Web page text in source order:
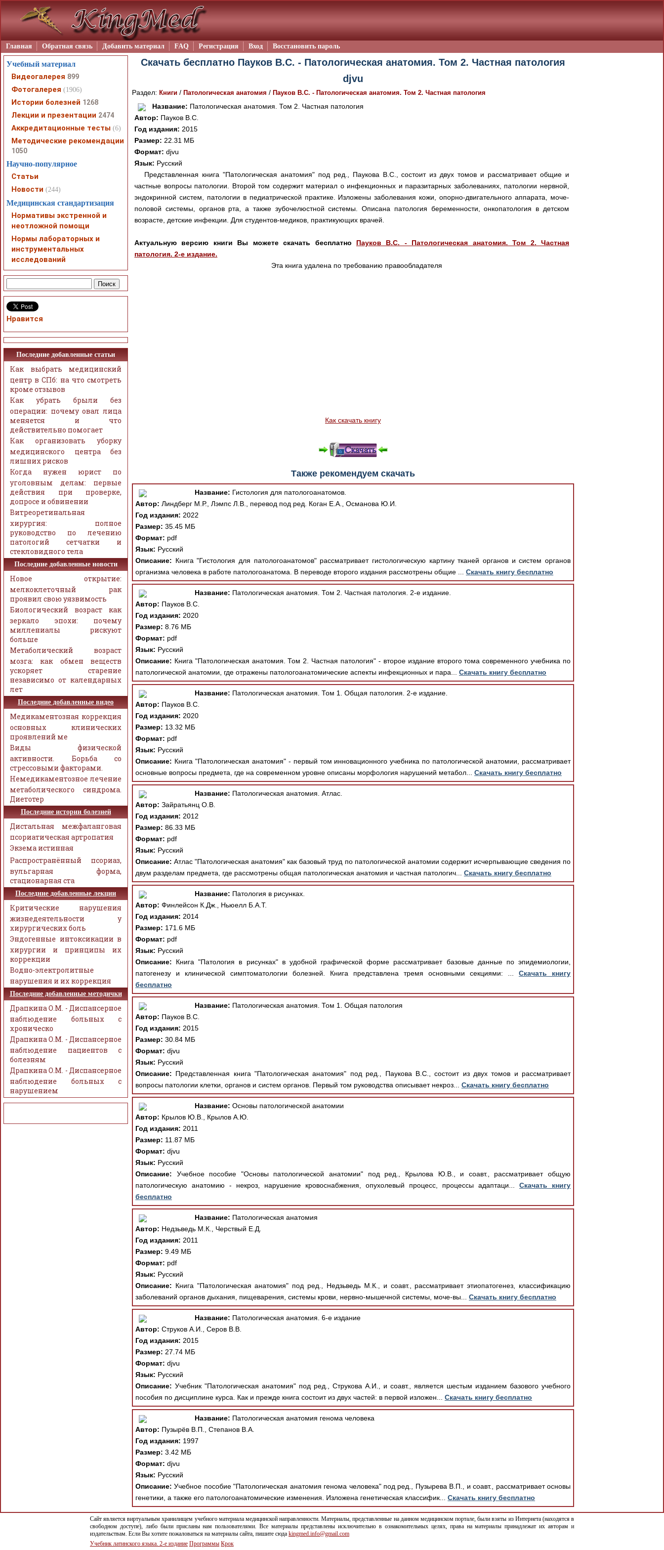
Главная Обратная связь Добавить материал FAQ Регистрация Вход Восстановить пароль
Скачать бесплатно Пауков В.С. - Патологическая анатомия. Том 2. Частная патология
djvu
Раздел: Книги / Патологическая анатомия / Пауков В.С. - Патологическая анатомия. Том 2. Частная патология
Название: Патологическая анатомия. Том 2. Частная патология
Автор: Пауков В.С.
Год издания: 2015
Размер: 22.31 МБ
Формат: djvu
Язык: Русский
Представленная книга "Патологическая анатомия" под ред., Паукова В.С., состоит из двух томов и рассматривает общие и
частные вопросы патологии. Второй том содержит материал о инфекционных и паразитарных заболеваниях, патологии нервной,
эндокринной систем, патологии в педиатрической практике. Изложены заболевания кожи, опорно-двигательного аппарата, моче-
половой системы, органов рта, а также зубочелюстной системы. Описана патология беременности, онкопатология в детском
возрасте, детские инфекции. Для студентов-медиков, практикующих врачей.
Актуальную версию книги Вы можете скачать бесплатно Пауков В.С. - Патологическая анатомия. Том 2. Частная
патология. 2-е издание.
Эта книга удалена по требованию правообладателя
Как скачать книгу
Также рекомендуем скачать
Название: Гистология для патологоанатомов.
Автор: Линдберг М.Р., Лэмпс Л.В., перевод под ред. Коган Е.А., Османова Ю.И.
Год издания: 2022
Размер: 35.45 МБ
Формат: pdf
Язык: Русский
Описание: Книга "Гистология для патологоанатомов" рассматривает гистологическую картину тканей органов и систем органов
организма человека в работе патологоанатома. В переводе второго издания рассмотрены общие ... Скачать книгу бесплатно
Название: Патологическая анатомия. Том 2. Частная патология. 2-е издание.
Автор: Пауков В.С.
Год издания: 2020
Размер: 8.76 МБ
Формат: pdf
Язык: Русский
Описание: Книга "Патологическая анатомия. Том 2. Частная патология" - второе издание второго тома современного учебника по
патологической анатомии, где отражены патологоанатомические аспекты инфекционных и пара... Скачать книгу бесплатно
Название: Патологическая анатомия. Том 1. Общая патология. 2-е издание.
Автор: Пауков В.С.
Год издания: 2020
Размер: 13.32 МБ
Формат: pdf
Язык: Русский
Описание: Книга "Патологическая анатомия" - первый том инновационного учебника по патологической анатомии, рассматривает
основные вопросы предмета, где на современном уровне описаны морфология нарушений метабол... Скачать книгу бесплатно
Название: Патологическая анатомия. Атлас.
Автор: Зайратьянц О.В.
Год издания: 2012
Размер: 86.33 МБ
Формат: pdf
Язык: Русский
Описание: Атлас "Патологическая анатомия" как базовый труд по патологической анатомии содержит исчерпывающие сведения по
двум разделам предмета, где рассмотрены общая патологическая анатомия и частная патологич... Скачать книгу бесплатно
Название: Патология в рисунках.
Автор: Финлейсон К.Дж., Ньюелл Б.А.Т.
Год издания: 2014
Размер: 171.6 МБ
Формат: pdf
Язык: Русский
Описание: Книга "Патология в рисунках" в удобной графической форме рассматривает базовые данные по эпидемиологии,
патогенезу и клинической симптоматологии болезней. Книга представлена тремя основными секциями: ... Скачать книгу
бесплатно
Название: Патологическая анатомия. Том 1. Общая патология
Автор: Пауков В.С.
Год издания: 2015
Размер: 30.84 МБ
Формат: djvu
Язык: Русский
Описание: Представленная книга "Патологическая анатомия" под ред., Паукова В.С., состоит из двух томов и рассматривает
вопросы патологии клетки, органов и систем органов. Первый том руководства описывает некроз... Скачать книгу бесплатно
Название: Основы патологической анатомии
Автор: Крылов Ю.В., Крылов А.Ю.
Год издания: 2011
Размер: 11.87 МБ
Формат: djvu
Язык: Русский
Описание: Учебное пособие "Основы патологической анатомии" под ред., Крылова Ю.В., и соавт., рассматривает общую
патологическую анатомию - некроз, нарушение кровоснабжения, опухолевый процесс, процессы адаптаци... Скачать книгу
бесплатно
Название: Патологическая анатомия
Автор: Недзьведь М.К., Черствый Е.Д.
Год издания: 2011
Размер: 9.49 МБ
Формат: pdf
Язык: Русский
Описание: Книга "Патологическая анатомия" под ред., Недзьведь М.К., и соавт., рассматривает этиопатогенез, классификацию
заболеваний органов дыхания, пищеварения, системы крови, нервно-мышечной системы, моче-вы... Скачать книгу бесплатно
Название: Патологическая анатомия. 6-е издание
Автор: Струков А.И., Серов В.В.
Год издания: 2015
Размер: 27.74 МБ
Формат: djvu
Язык: Русский
Описание: Учебник "Патологическая анатомия" под ред., Струкова А.И., и соавт., является шестым изданием базового учебного
пособия по дисциплине курса. Как и прежде книга состоит из двух частей: в первой изложен... Скачать книгу бесплатно
Название: Патологическая анатомия генома человека
Автор: Пузырёв В.П., Степанов В.А.
Год издания: 1997
Размер: 3.42 МБ
Формат: djvu
Язык: Русский
Описание: Учебное пособие "Патологическая анатомия генома человека" под ред., Пузырева В.П., и соавт., рассматривает основы
генетики, а также его патологоанатомические изменения. Изложена генетическая классифик... Скачать книгу бесплатно
Учебный материал
Видеогалерея 899
Фотогалерея (1906)
Истории болезней 1268
Лекции и презентации 2474
Аккредитационные тесты (6)
Методические рекомендации
1050
Научно-популярное
Статьи
Новости (244)
Медицинская стандартизация
Нормативы экстренной и
неотложной помощи
Нормы лабораторных и
инструментальных
исследований
Нравится
Последние добавленные статьи
Как выбрать медицинский
центр в СПб: на что смотреть
кроме отзывов
Как убрать брыли без
операции: почему овал лица
меняется и что
действительно помогает
Как организовать уборку
медицинского центра без
лишних рисков
Когда нужен юрист по
уголовным делам: первые
действия при проверке,
допросе и обвинении
Витреоретинальная
хирургия: полное
руководство по лечению
патологий сетчатки и
стекловидного тела
Последние добавленные новости
Новое открытие:
мелкоклеточный рак
проявил свою уязвимость
Биологический возраст как
зеркало эпохи: почему
миллениалы рискуют
больше
Метаболический возраст
мозга: как обмен веществ
ускоряет старение
независимо от календарных
лет
Последние добавленные видео
Медикаментозная коррекция
основных клинических
проявлений ме
Виды физической
активности. Борьба со
стрессовыми факторами.
Немедикаментозное лечение
метаболического синдрома.
Диетотер
Последние истории болезней
Дистальная межфаланговая
псориатическая артропатия
Экзема истинная
Распространённый псориаз,
вульгарная форма,
стационарная ста
Последние добавленные лекции
Критические нарушения
жизнедеятельности у
хирургических боль
Эндогенные интоксикации в
хирургии и принципы их
коррекции
Водно-электролитные
нарушения и их коррекция
Последние добавленные методички
Драпкина О.М. - Диспансерное
наблюдение больных с
хроническо
Драпкина О.М. - Диспансерное
наблюдение пациентов с
болезням
Драпкина О.М. - Диспансерное
наблюдение больных с
нарушением
Сайт является виртуальным хранилищем учебного материала медицинской направленности. Материалы, представленные на данном медицинском портале, были взяты из Интернета (находятся в
свободном доступе), либо были присланы нам пользователями. Все материалы представлены исключительно в ознакомительных целях, права на материалы принадлежат их авторам и
издательствам. Если Вы хотите пожаловаться на материалы сайта, пишите сюда kingmed.info@gmail.com
Учебник латинского языка. 2-е издание Программы Крок